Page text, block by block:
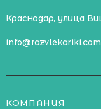
Краснодар, улица
info@razvlekariki.com
КОМПАНИЯ